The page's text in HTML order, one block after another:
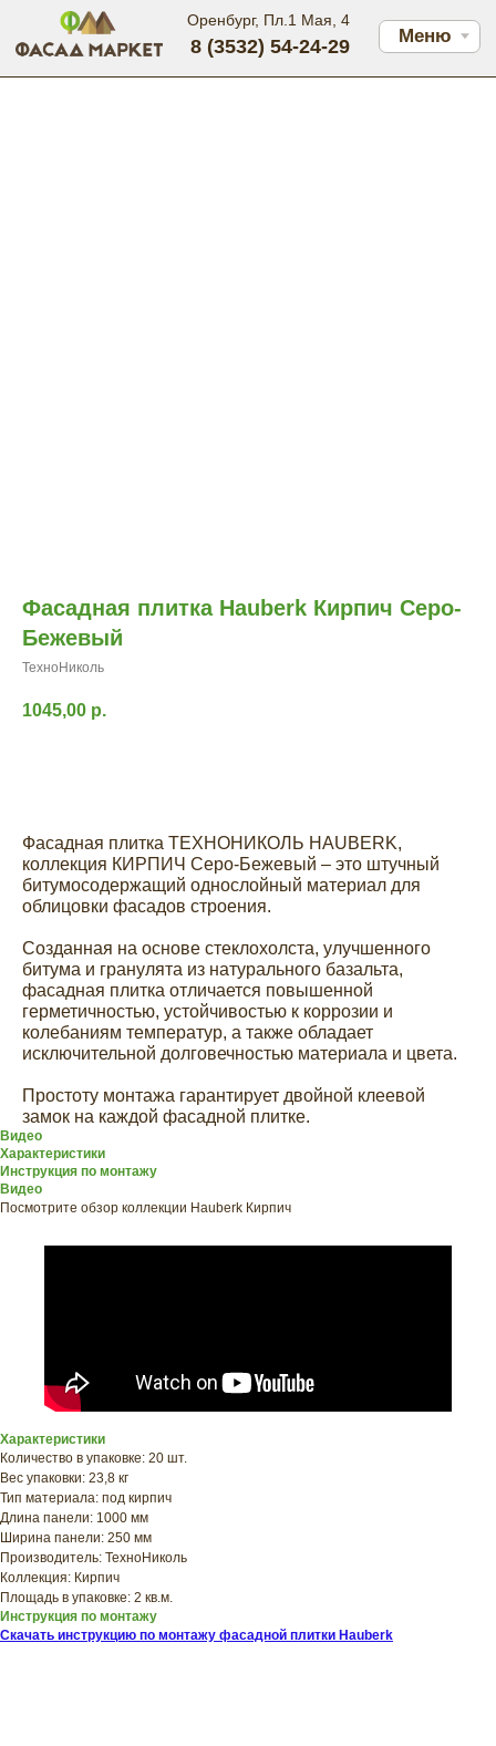
Меню
Оренбург, Пл.1 Мая, 4
8 (3532) 54-24-29
Фасадная плитка Hauberk Кирпич Серо-
Бежевый
ТехноНиколь
1045,00 р.
Фасадная плитка ТЕХНОНИКОЛЬ HAUBERK,
коллекция КИРПИЧ Серо-Бежевый – это штучный
битумосодержащий однослойный материал для
облицовки фасадов строения.
Созданная на основе стеклохолста, улучшенного
битума и гранулята из натурального базальта,
фасадная плитка отличается повышенной
герметичностью, устойчивостью к коррозии и
колебаниям температур, а также обладает
исключительной долговечностью материала и цвета.
Простоту монтажа гарантирует двойной клеевой
замок на каждой фасадной плитке.
Видео
Характеристики
Инструкция по монтажу
Видео
Посмотрите обзор коллекции Hauberk Кирпич
Характеристики
Количество в упаковке: 20 шт.
Вес упаковки: 23,8 кг
Тип материала: под кирпич
Длина панели: 1000 мм
Ширина панели: 250 мм
Производитель: ТехноНиколь
Коллекция: Кирпич
Площадь в упаковке: 2 кв.м.
Инструкция по монтажу
Скачать инструкцию по монтажу фасадной плитки Hauberk
Узнайте примерную
стоимость фасада
прямо сейчас